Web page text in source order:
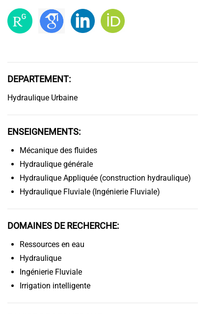
DEPARTEMENT:
Hydraulique Urbaine
ENSEIGNEMENTS:
Mécanique des fluides
Hydraulique générale
Hydraulique Appliquée (construction hydraulique)
Hydraulique Fluviale (Ingénierie Fluviale)
DOMAINES DE RECHERCHE:
Ressources en eau
Hydraulique
Ingénierie Fluviale
Irrigation intelligente